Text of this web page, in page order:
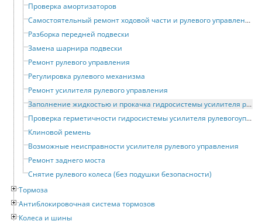
Проверка амортизаторов
Самостоятельный ремонт ходовой части и рулевого управления
Разборка передней подвески
Замена шарнира подвески
Ремонт рулевого управления
Регулировка рулевого механизма
Ремонт усилителя рулевого управления
Заполнение жидкостью и прокачка гидросистемы усилителя рулевого управления
Проверка герметичности гидросистемы усилителя рулевогоуправления
Клиновой ремень
Возможные неисправности усилителя рулевого управления
Ремонт заднего моста
Снятие рулевого колеса (без подушки безопасности)
Тормоза
Антиблокировочная система тормозов
Колеса и шины